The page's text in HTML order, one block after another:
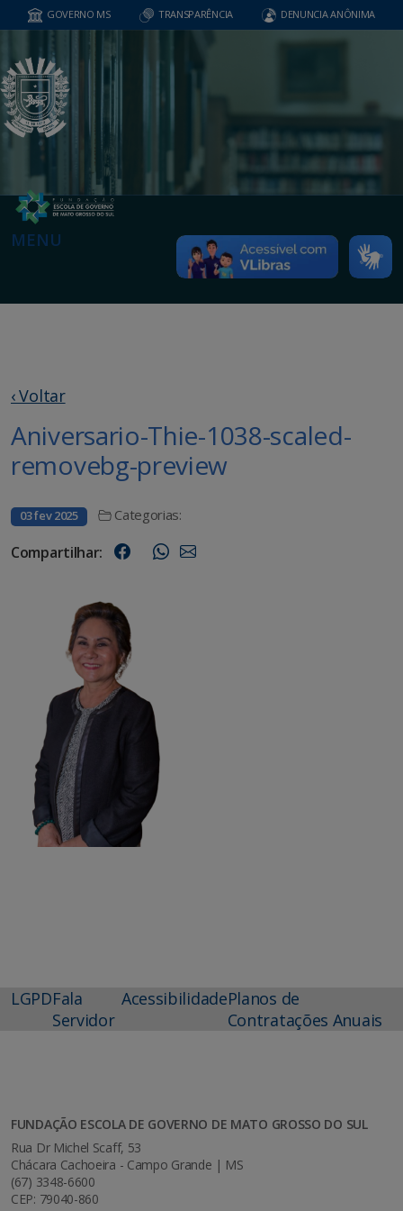
GOVERNO MS TRANSPARÊNCIA DENUNCIA ANÔNIMA
MENU
‹ Voltar
Aniversario-Thie-1038-scaled-
removebg-preview
03 fev 2025 Categorias:
Compartilhar:
LGPDFala
Servidor
AcessibilidadePlanos de
Contratações Anuais
FUNDAÇÃO ESCOLA DE GOVERNO DE MATO GROSSO DO SUL
Rua Dr Michel Scaff, 53
Chácara Cachoeira - Campo Grande | MS
(67) 3348-6600
CEP: 79040-860